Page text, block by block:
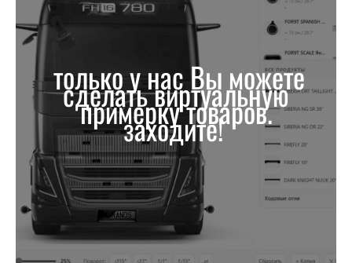
только у нас Вы можете
сделать виртуальную
примерку товаров.
заходите!